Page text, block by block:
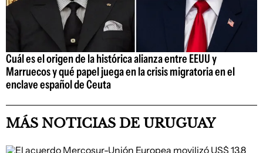
Cuál es el origen de la histórica alianza entre EEUU y
Marruecos y qué papel juega en la crisis migratoria en el
enclave español de Ceuta
MÁS NOTICIAS DE URUGUAY